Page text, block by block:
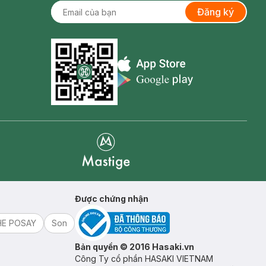
Đăng ký
Appstore icon
POSAY
Son
Được chứng nhận
Bản quyền © 2016 Hasaki.vn
Công Ty cổ phần HASAKI VIETNAM